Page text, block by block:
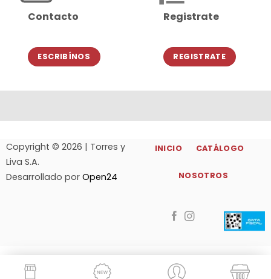
Contacto
ESCRIBÍNOS
Registrate
REGISTRATE
Copyright © 2026 | Torres y
Liva S.A.
Desarrollado por Open24
INICIO CATÁLOGO
NOSOTROS